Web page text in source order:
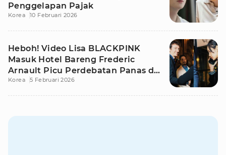
Penggelapan Pajak
Korea 10 Februari 2026
Heboh! Video Lisa BLACKPINK
Masuk Hotel Bareng Frederic
Arnault Picu Perdebatan Panas di
Medsos
Korea 5 Februari 2026